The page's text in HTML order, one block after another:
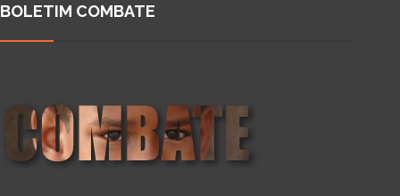
BOLETIM COMBATE